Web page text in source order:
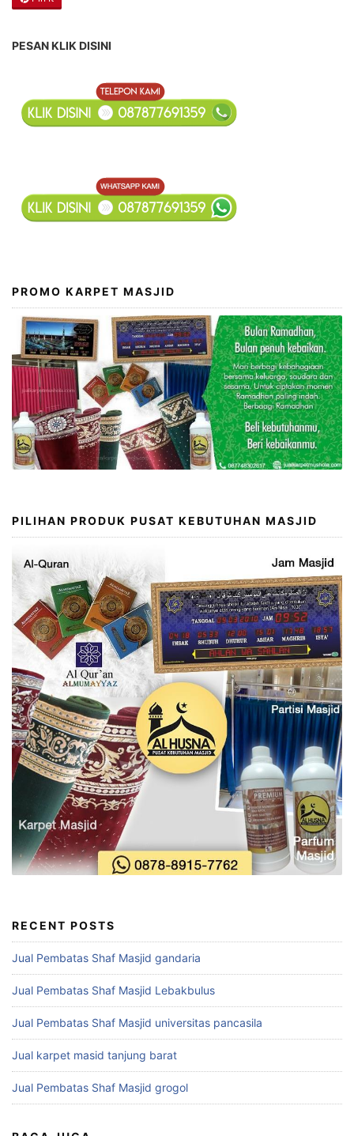
PESAN KLIK DISINI
PROMO KARPET MASJID
PILIHAN PRODUK PUSAT KEBUTUHAN MASJID
RECENT POSTS
Jual Pembatas Shaf Masjid gandaria
Jual Pembatas Shaf Masjid Lebakbulus
Jual Pembatas Shaf Masjid universitas pancasila
Jual karpet masid tanjung barat
Jual Pembatas Shaf Masjid grogol